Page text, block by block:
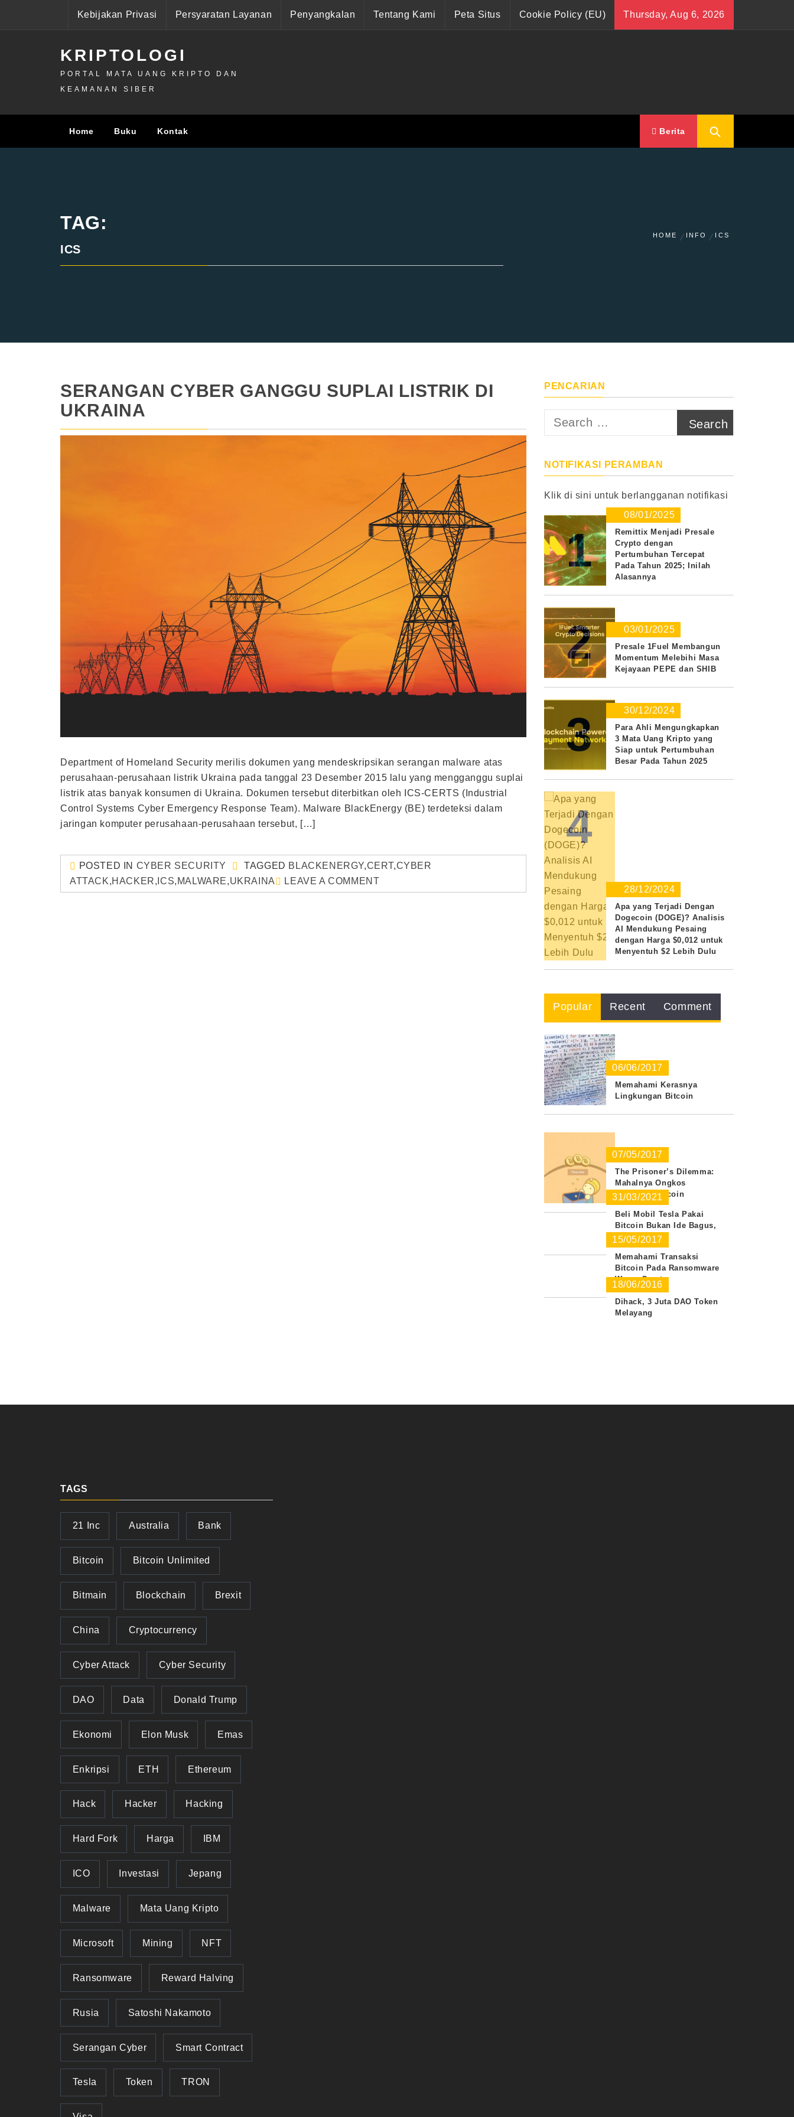
Kebijakan Privasi Persyaratan Layanan Penyangkalan Tentang Kami Peta Situs Cookie Policy (EU) Thursday, Aug 6, 2026
KRIPTOLOGI
PORTAL MATA UANG KRIPTO DAN
KEAMANAN SIBER
Home Buku Kontak Berita
TAG:
ICS
HOME INFO ICS
SERANGAN CYBER GANGGU SUPLAI LISTRIK DI
UKRAINA
Department of Homeland Security merilis dokumen yang mendeskripsikan serangan malware atas
perusahaan-perusahaan listrik Ukraina pada tanggal 23 Desember 2015 lalu yang mengganggu suplai
listrik atas banyak konsumen di Ukraina. Dokumen tersebut diterbitkan oleh ICS-CERTS (Industrial
Control Systems Cyber Emergency Response Team). Malware BlackEnergy (BE) terdeteksi dalam
jaringan komputer perusahaan-perusahaan tersebut, […]
POSTED IN CYBER SECURITY TAGGED BLACKENERGY,CERT,CYBER
ATTACK,HACKER, ICS, MALWARE,UKRAINA LEAVE A COMMENT
PENCARIAN
Search
NOTIFIKASI PERAMBAN
Klik di sini untuk berlangganan notifikasi
1
08/01/2025
Remittix Menjadi Presale
Crypto dengan
Pertumbuhan Tercepat
Pada Tahun 2025; Inilah
Alasannya
2 03/01/2025
Presale 1Fuel Membangun
Momentum Melebihi Masa
Kejayaan PEPE dan SHIB
3 30/12/2024
Para Ahli Mengungkapkan
3 Mata Uang Kripto yang
Siap untuk Pertumbuhan
Besar Pada Tahun 2025
4
28/12/2024
Apa yang Terjadi Dengan
Dogecoin (DOGE)? Analisis
AI Mendukung Pesaing
dengan Harga $0,012 untuk
Menyentuh $2 Lebih Dulu
Popular Recent Comment
06/06/2017
Memahami Kerasnya
Lingkungan Bitcoin
07/05/2017
The Prisoner’s Dilemma:
Mahalnya Ongkos
Transaksi Bitcoin
31/03/2021
Beli Mobil Tesla Pakai
Bitcoin Bukan Ide Bagus,
Ini Sebabnya
15/05/2017
Memahami Transaksi
Bitcoin Pada Ransomware
WannaCrypt
18/06/2016
Dihack, 3 Juta DAO Token
Melayang
TAGS
21 Inc Australia Bank
Bitcoin Bitcoin Unlimited
Bitmain Blockchain Brexit
China Cryptocurrency
Cyber Attack Cyber Security
DAO Data Donald Trump
Ekonomi Elon Musk Emas
Enkripsi ETH Ethereum
Hack Hacker Hacking
Hard Fork Harga IBM
ICO Investasi Jepang
Malware Mata Uang Kripto
Microsoft Mining NFT
Ransomware Reward Halving
Rusia Satoshi Nakamoto
Serangan Cyber Smart Contract
Tesla Token TRON